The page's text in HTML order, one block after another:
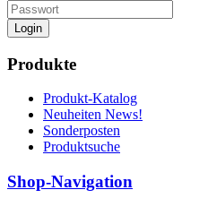
Login
Produkte
Produkt-Katalog
Neuheiten News!
Sonderposten
Produktsuche
Shop-Navigation